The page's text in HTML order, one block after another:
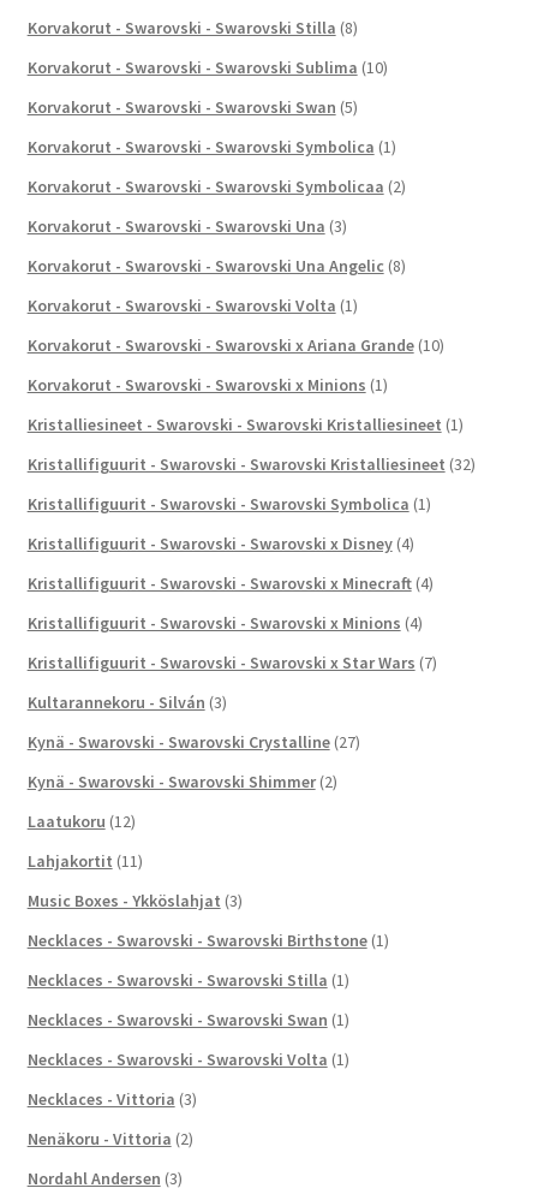
Korvakorut - Swarovski - Swarovski Stilla (8)
Korvakorut - Swarovski - Swarovski Sublima (10)
Korvakorut - Swarovski - Swarovski Swan (5)
Korvakorut - Swarovski - Swarovski Symbolica (1)
Korvakorut - Swarovski - Swarovski Symbolicaa (2)
Korvakorut - Swarovski - Swarovski Una (3)
Korvakorut - Swarovski - Swarovski Una Angelic (8)
Korvakorut - Swarovski - Swarovski Volta (1)
Korvakorut - Swarovski - Swarovski x Ariana Grande (10)
Korvakorut - Swarovski - Swarovski x Minions (1)
Kristalliesineet - Swarovski - Swarovski Kristalliesineet (1)
Kristallifiguurit - Swarovski - Swarovski Kristalliesineet (32)
Kristallifiguurit - Swarovski - Swarovski Symbolica (1)
Kristallifiguurit - Swarovski - Swarovski x Disney (4)
Kristallifiguurit - Swarovski - Swarovski x Minecraft (4)
Kristallifiguurit - Swarovski - Swarovski x Minions (4)
Kristallifiguurit - Swarovski - Swarovski x Star Wars (7)
Kultarannekoru - Silván (3)
Kynä - Swarovski - Swarovski Crystalline (27)
Kynä - Swarovski - Swarovski Shimmer (2)
Laatukoru (12)
Lahjakortit (11)
Music Boxes - Ykköslahjat (3)
Necklaces - Swarovski - Swarovski Birthstone (1)
Necklaces - Swarovski - Swarovski Stilla (1)
Necklaces - Swarovski - Swarovski Swan (1)
Necklaces - Swarovski - Swarovski Volta (1)
Necklaces - Vittoria (3)
Nenäkoru - Vittoria (2)
Nordahl Andersen (3)